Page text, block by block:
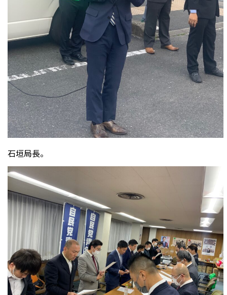
石垣局長。